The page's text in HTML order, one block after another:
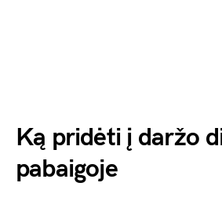
Ką pridėti į daržo
pabaigoje